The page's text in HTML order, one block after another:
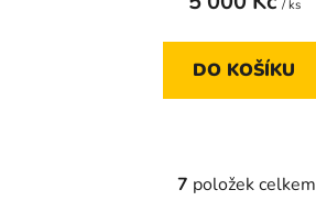
/ ks
DO KOŠÍKU
O
7 položek celkem